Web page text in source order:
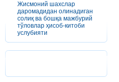
Жисмоний шахслар
даромадидан олинадиган
солиқ ва бошқа мажбурий
тўловлар ҳисоб-китоби
услубияти